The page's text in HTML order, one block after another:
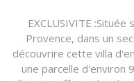
EXCLUSIVITE
Provence, dans un
découvrire cette villa
une parcelle d'environ